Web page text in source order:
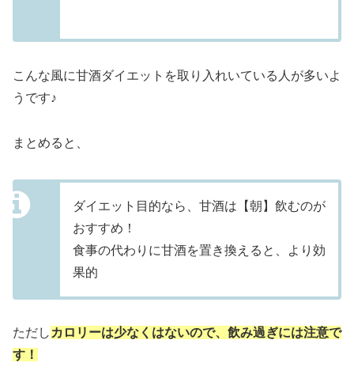
こんな風に甘酒ダイエットを取り入れいている人が多いよ
うです♪
まとめると、
ダイエット目的なら、甘酒は【朝】飲むのが
おすすめ！
食事の代わりに甘酒を置き換えると、より効
果的
ただしカロリーは少なくはないので、飲み過ぎには注意で
す！